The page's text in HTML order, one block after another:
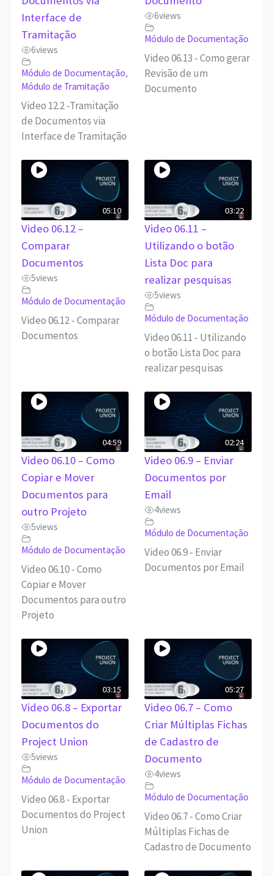
Interface de
Tramitação
6views
Módulo de Documentação,
Módulo de Tramitação
Video 12.2 -Tramitação
de Documentos via
Interface de Tramitação
6views
Módulo de Documentação
Video 06.13 - Como gerar
Revisão de um
Documento
05:10
Video 06.12 –
Comparar
Documentos
5views
Módulo de Documentação
Video 06.12 - Comparar
Documentos
03:22
Video 06.11 –
Utilizando o botão
Lista Doc para
realizar pesquisas
5views
Módulo de Documentação
Video 06.11 - Utilizando
o botão Lista Doc para
realizar pesquisas
04:59
Video 06.10 – Como
Copiar e Mover
Documentos para
outro Projeto
5views
Módulo de Documentação
Video 06.10 - Como
Copiar e Mover
Documentos para outro
Projeto
02:24
Video 06.9 – Enviar
Documentos por
Email
4views
Módulo de Documentação
Video 06.9 - Enviar
Documentos por Email
03:15
Video 06.8 – Exportar
Documentos do
Project Union
5views
Módulo de Documentação
Video 06.8 - Exportar
Documentos do Project
Union
05:27
Video 06.7 – Como
Criar Múltiplas Fichas
de Cadastro de
Documento
4views
Módulo de Documentação
Video 06.7 - Como Criar
Múltiplas Fichas de
Cadastro de Documento